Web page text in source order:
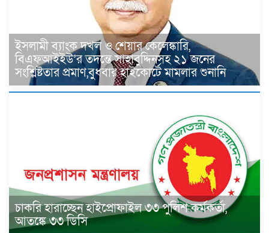
ইসলামী ব্যাংক দখল ও শেয়ার কেলেঙ্কারি,
বিএফআইইউ’র তদন্তে সাহাবুদ্দিনসহ ২১ জনের
সংশ্লিষ্টতার প্রমাণ,বুধবার হাইকোর্টে মামলার শুনানি
চাকরি হারাচ্ছেন হাইপ্রোফাইল ৩৩ পুলিশ কর্মকর্তা,
আতঙ্কে ৩৩ ডিসি